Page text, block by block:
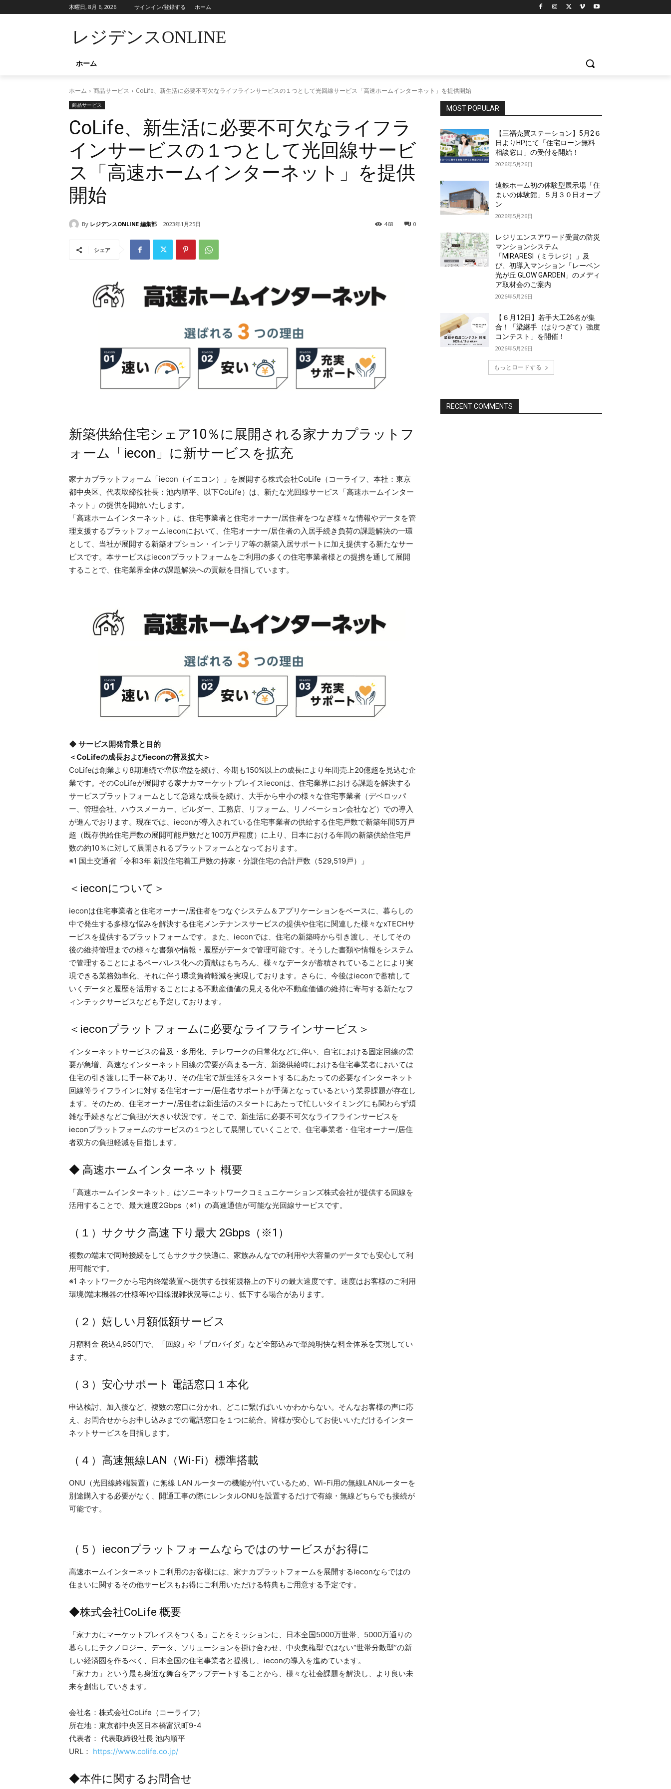
木曜日, 8月 6, 2026 サインイン/登録する ホーム
レジデンスONLINE
ホーム
ホーム 商品サービス CoLife、新生活に必要不可欠なライフラインサービスの１つとして光回線サービス「高速ホームインターネット」を提供開始
商品サービス
CoLife、新生活に必要不可欠なライフラ
インサービスの１つとして光回線サービ
ス「高速ホームインターネット」を提供
開始
By レジデンスONLINE 編集部 2023年1月25日 0
468
シェア
新築供給住宅シェア10％に展開される家ナカプラットフ
ォーム「iecon」に新サービスを拡充
家ナカプラットフォーム「iecon（イエコン）」を展開する株式会社CoLife（コーライフ、本社：東京
都中央区、代表取締役社長：池内順平、以下CoLife）は、新たな光回線サービス「高速ホームインター
ネット」の提供を開始いたします。
「高速ホームインターネット」は、住宅事業者と住宅オーナー/居住者をつなぎ様々な情報やデータを管
理支援するプラットフォームieconにおいて、住宅オーナー/居住者の入居手続き負荷の課題解決の一環
として、当社が展開する新築オプション・インテリア等の新築入居サポートに加え提供する新たなサー
ビスです。本サービスはieconプラットフォームをご利用の多くの住宅事業者様との提携を通して展開
することで、住宅業界全体の課題解決への貢献を目指しています。
◆ サービス開発背景と目的
＜CoLifeの成長およびieconの普及拡大＞
CoLifeは創業より8期連続で増収増益を続け、今期も150%以上の成長により年間売上20億超を見込む企
業です。そのCoLifeが展開する家ナカマーケットプレイスieconは、住宅業界における課題を解決する
サービスプラットフォームとして急速な成長を続け、大手から中小の様々な住宅事業者（デベロッパ
ー、管理会社、ハウスメーカー、ビルダー、工務店、リフォーム、リノベーション会社など）での導入
が進んでおります。現在では、ieconが導入されている住宅事業者の供給する住宅戸数で新築年間5万戸
超（既存供給住宅戸数の展開可能戸数だと100万戸程度）に上り、日本における年間の新築供給住宅戸
数の約10％に対して展開されるプラットフォームとなっております。
※1 国土交通省「令和3年 新設住宅着工戸数の持家・分譲住宅の合計戸数（529,519戸）」
＜ieconについて＞
ieconは住宅事業者と住宅オーナー/居住者をつなぐシステム＆アプリケーションをベースに、暮らしの
中で発生する多様な悩みを解決する住宅メンテナンスサービスの提供や住宅に関連した様々なxTECHサ
ービスを提供するプラットフォームです。また、ieconでは、住宅の新築時から引き渡し、そしてその
後の維持管理までの様々な書類や情報・履歴がデータで管理可能です。そうした書類や情報をシステム
で管理することによるペーパレス化への貢献はもちろん、様々なデータが蓄積されていることにより実
現できる業務効率化、それに伴う環境負荷軽減を実現しております。さらに、今後はieconで蓄積して
いくデータと履歴を活用することによる不動産価値の見える化や不動産価値の維持に寄与する新たなフ
ィンテックサービスなども予定しております。
＜ieconプラットフォームに必要なライフラインサービス＞
インターネットサービスの普及・多用化、テレワークの日常化などに伴い、自宅における固定回線の需
要が急増、高速なインターネット回線の需要が高まる一方、新築供給時における住宅事業者においては
住宅の引き渡しに手一杯であり、その住宅で新生活をスタートするにあたっての必要なインターネット
回線等ライフラインに対する住宅オーナー/居住者サポートが手薄となっているという業界課題が存在し
ます。そのため、住宅オーナー/居住者は新生活のスタートにあたって忙しいタイミングにも関わらず煩
雑な手続きなどご負担が大きい状況です。そこで、新生活に必要不可欠なライフラインサービスを
ieconプラットフォームのサービスの１つとして展開していくことで、住宅事業者・住宅オーナー/居住
者双方の負担軽減を目指します。
◆ 高速ホームインターネット 概要
「高速ホームインターネット」はソニーネットワークコミュニケーションズ株式会社が提供する回線を
活用することで、最大速度2Gbps（※1）の高速通信が可能な光回線サービスです。
（１）サクサク高速 下り最大 2Gbps（※1）
複数の端末で同時接続をしてもサクサク快適に、家族みんなでの利用や大容量のデータでも安心して利
用可能です。
※1 ネットワークから宅内終端装置へ提供する技術規格上の下りの最大速度です。速度はお客様のご利用
環境(端末機器の仕様等)や回線混雑状況等により、低下する場合があります。
（２）嬉しい月額低額サービス
月額料金 税込4,950円で、「回線」や「プロバイダ」など全部込みで単純明快な料金体系を実現してい
ます。
（３）安心サポート 電話窓口１本化
申込検討、加入後など、複数の窓口に分かれ、どこに繋げばいいかわからない。そんなお客様の声に応
え、お問合せからお申し込みまでの電話窓口を１つに統合。皆様が安心してお使いいただけるインター
ネットサービスを目指します。
（４）高速無線LAN（Wi-Fi）標準搭載
ONU（光回線終端装置）に無線 LAN ルーターの機能が付いているため、Wi-Fi用の無線LANルーターを
別途購入する必要がなく、開通工事の際にレンタルONUを設置するだけで有線・無線どちらでも接続が
可能です。
（５）ieconプラットフォームならではのサービスがお得に
高速ホームインターネットご利用のお客様には、家ナカプラットフォームを展開するieconならではの
住まいに関するその他サービスもお得にご利用いただける特典もご用意する予定です。
◆株式会社CoLife 概要
「家ナカにマーケットプレイスをつくる」ことをミッションに、日本全国5000万世帯、5000万通りの
暮らしにテクノロジー、データ、ソリューションを掛け合わせ、中央集権型ではない“世帯分散型”の新
しい経済圏を作るべく、日本全国の住宅事業者と提携し、ieconの導入を進めています。
「家ナカ」という最も身近な舞台をアップデートすることから、様々な社会課題を解決し、より良い未
来を創出していきます。
会社名：株式会社CoLife（コーライフ）
所在地：東京都中央区日本橋富沢町9-4
代表者： 代表取締役社長 池内順平
URL： https://www.colife.co.jp/
◆本件に関するお問合せ
MOST POPULAR
【三福売買ステーション】5月2６
日よりHPにて「住宅ローン無料
相談窓口」の受付を開始！
2026年5月26日
遠鉄ホーム初の体験型展示場「住
まいの体験館」５月３０日オープ
ン
2026年5月26日
レジリエンスアワード受賞の防災
マンションシステム
「MIRARESI（ミラレジ）」及
び、初導入マンション「レーベン
光が丘 GLOW GARDEN」のメディ
ア取材会のご案内
2026年5月26日
【６月12日】若手大工26名が集
合！「梁継手（はりつぎて）強度
コンテスト」を開催！
2026年5月26日
もっとロードする
RECENT COMMENTS